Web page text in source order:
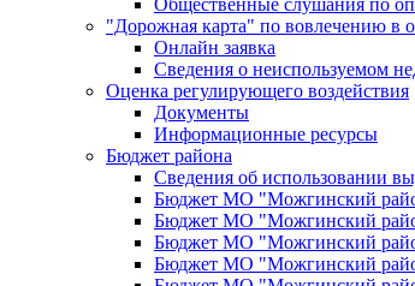
"Дорожная карта" по вовлечению в
Онлайн заявка
Сведения о неиспользуемом
Оценка регулирующего воздействия
Документы
Информационные ресурсы
Бюджет района
Сведения об использовании
Бюджет МО "Можгинский
Бюджет МО "Можгинский
Бюджет МО "Можгинский
Бюджет МО "Можгинский